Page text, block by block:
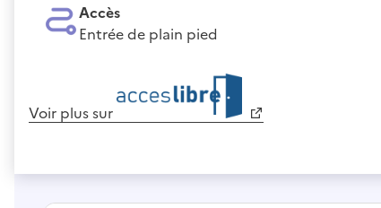
Accès
Entrée de plain pied
Voir plus sur